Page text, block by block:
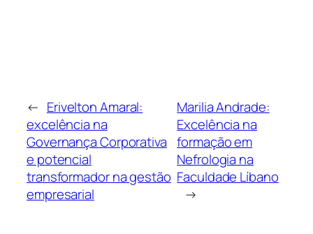
← Erivelton Amaral:
excelência na
Governança Corporativa
e potencial
transformador na gestão
empresarial
Marilia Andrade:
Excelência na
formação em
Nefrologia na
Faculdade Líbano
→